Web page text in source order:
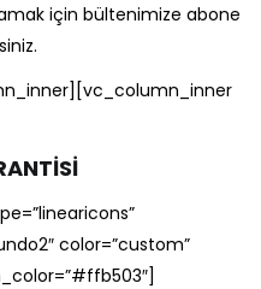
için bültenimize abone
color=”custom”